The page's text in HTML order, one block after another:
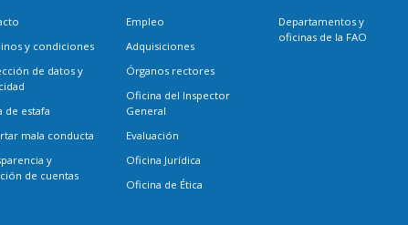
y condiciones
de datos y
de estafa
mala conducta
y
de cuentas
Empleo
Adquisiciones
Órganos rectores
Oficina del Inspector
General
Evaluación
Oficina Jurídica
Oficina de Ética
Departamentos y
oficinas de la FAO